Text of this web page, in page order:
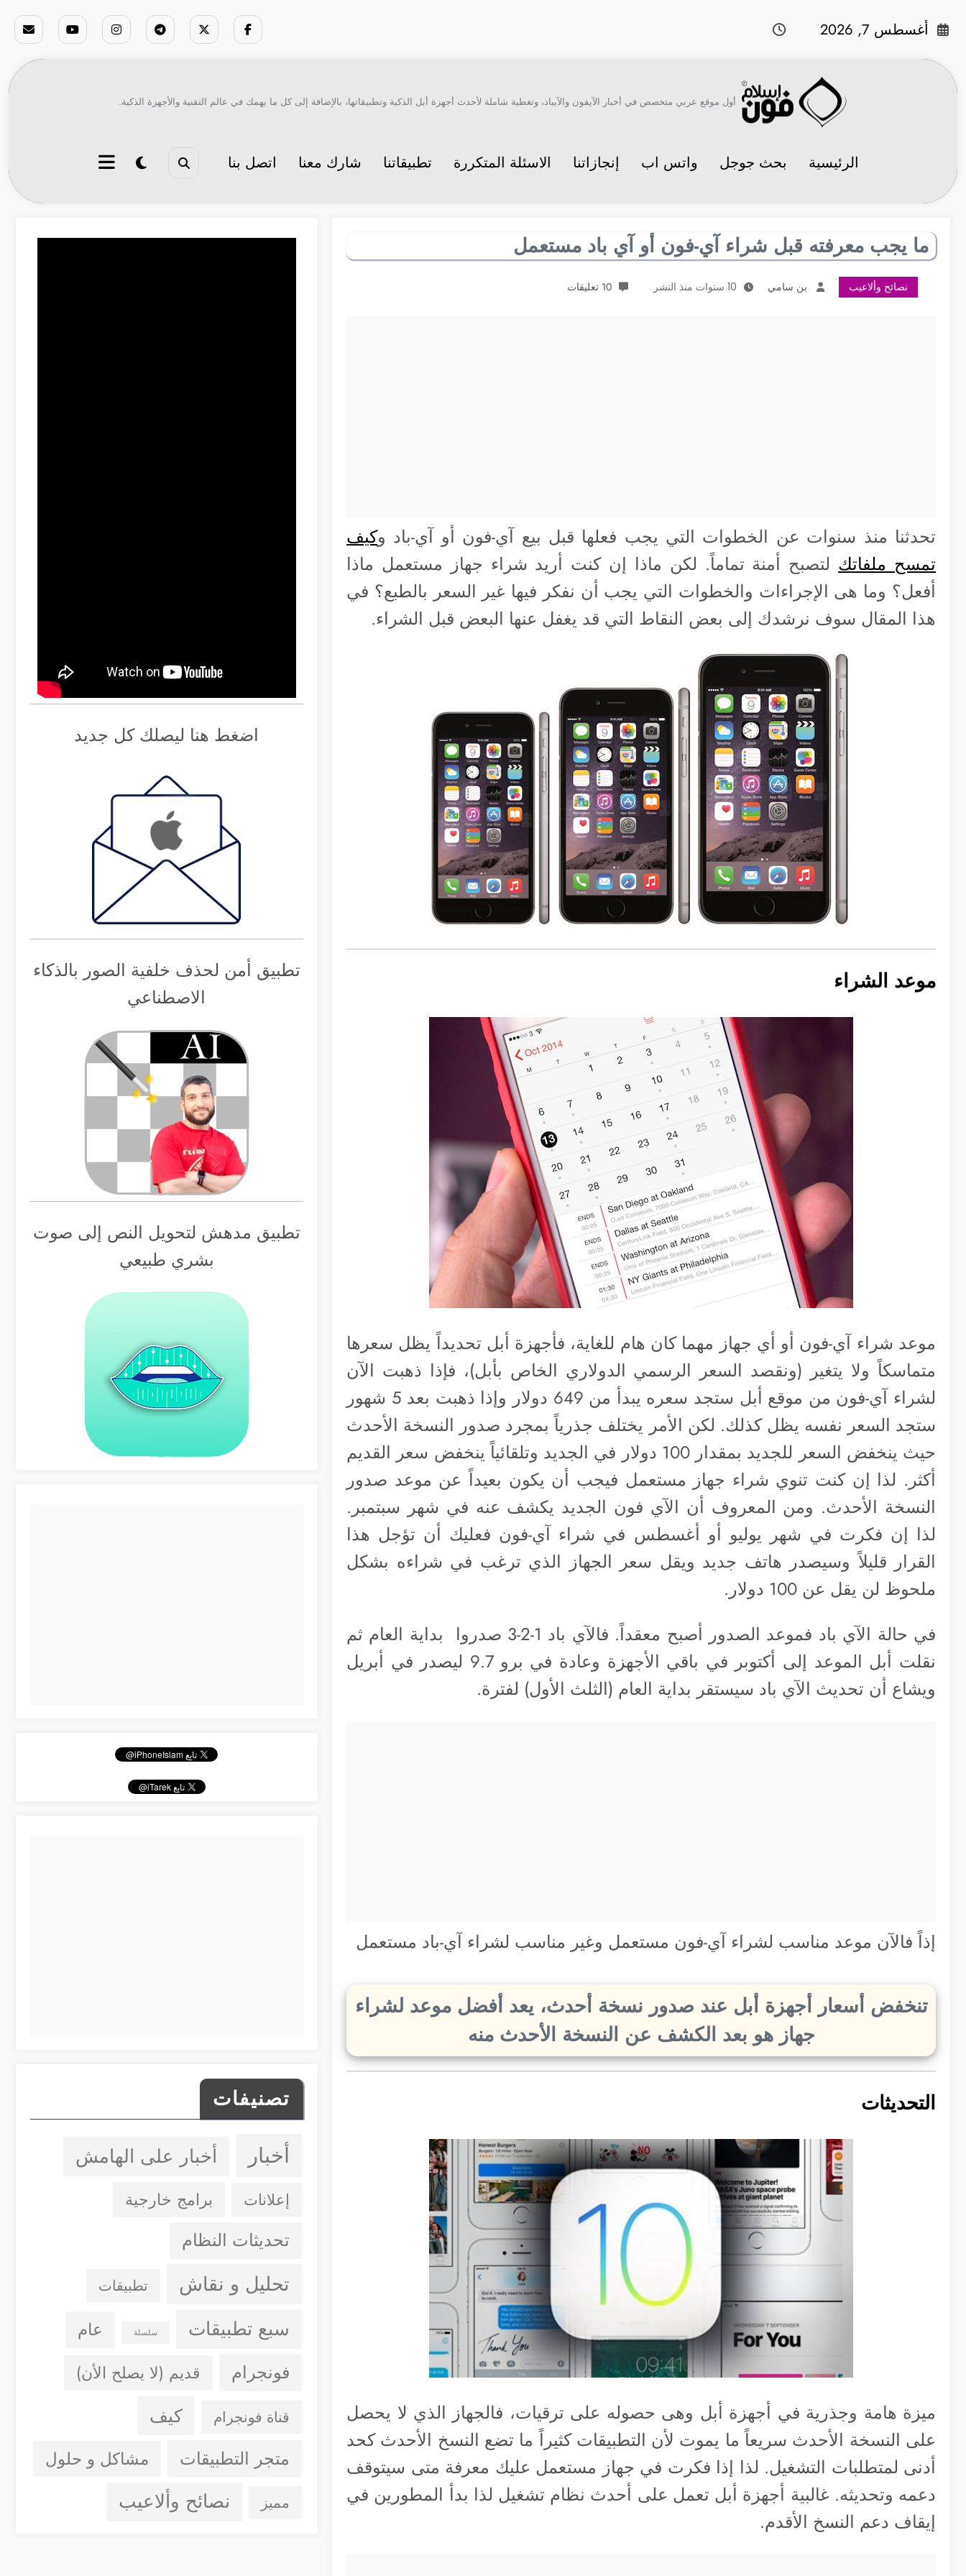
أغسطس 7, 2026
أول موقع عربي متخصص في أخبار الآيفون والآيباد، وتغطية شاملة لأحدث أجهزة أبل الذكية وتطبيقاتها، بالإضافة إلى كل ما يهمك في عالم التقنية والأجهزة الذكية.
الرئيسية بحث جوجل واتس اب إنجازاتنا الاسئلة المتكررة تطبيقاتنا شارك معنا اتصل بنا
ما يجب معرفته قبل شراء آي-فون أو آي باد مستعمل
نصائح وألاعيب بن سامي 10 سنوات منذ النشر 10 تعليقات
تحدثنا منذ سنوات عن الخطوات التي يجب فعلها قبل بيع آي-فون أو آي-باد وكيف
تمسح ملفاتك لتصبح أمنة تماماً. لكن ماذا إن كنت أريد شراء جهاز مستعمل ماذا
أفعل؟ وما هى الإجراءات والخطوات التي يجب أن نفكر فيها غير السعر بالطبع؟ في
هذا المقال سوف نرشدك إلى بعض النقاط التي قد يغفل عنها البعض قبل الشراء.
موعد الشراء
موعد شراء آي-فون أو أي جهاز مهما كان هام للغاية، فأجهزة أبل تحديداً يظل سعرها
متماسكاً ولا يتغير (ونقصد السعر الرسمي الدولاري الخاص بأبل)، فإذا ذهبت الآن
لشراء آي-فون من موقع أبل ستجد سعره يبدأ من 649 دولار وإذا ذهبت بعد 5 شهور
ستجد السعر نفسه يظل كذلك. لكن الأمر يختلف جذرياً بمجرد صدور النسخة الأحدث
حيث ينخفض السعر للجديد بمقدار 100 دولار في الجديد وتلقائياً ينخفض سعر القديم
أكثر. لذا إن كنت تنوي شراء جهاز مستعمل فيجب أن يكون بعيداً عن موعد صدور
النسخة الأحدث. ومن المعروف أن الآي فون الجديد يكشف عنه في شهر سبتمبر.
لذا إن فكرت في شهر يوليو أو أغسطس في شراء آي-فون فعليك أن تؤجل هذا
القرار قليلاً وسيصدر هاتف جديد ويقل سعر الجهاز الذي ترغب في شراءه بشكل
ملحوظ لن يقل عن 100 دولار.
في حالة الآي باد فموعد الصدور أصبح معقداً. فالآي باد 1-2-3 صدروا بداية العام ثم
نقلت أبل الموعد إلى أكتوبر في باقي الأجهزة وعادة في برو 9.7 ليصدر في أبريل
ويشاع أن تحديث الآي باد سيستقر بداية العام (الثلث الأول) لفترة.
إذاً فالآن موعد مناسب لشراء آي-فون مستعمل وغير مناسب لشراء آي-باد مستعمل
تنخفض أسعار أجهزة أبل عند صدور نسخة أحدث، يعد أفضل موعد لشراء
جهاز هو بعد الكشف عن النسخة الأحدث منه
التحديثات
ميزة هامة وجذرية في أجهزة أبل وهى حصوله على ترقيات، فالجهاز الذي لا يحصل
على النسخة الأحدث سريعاً ما يموت لأن التطبيقات كثيراً ما تضع النسخ الأحدث كحد
أدنى لمتطلبات التشغيل. لذا إذا فكرت في جهاز مستعمل عليك معرفة متى سيتوقف
دعمه وتحديثه. غالبية أجهزة أبل تعمل على أحدث نظام تشغيل لذا بدأ المطورين في
إيقاف دعم النسخ الأقدم.
اضغط هنا ليصلك كل جديد
تطبيق أمن لحذف خلفية الصور بالذكاء
الاصطناعي
تطبيق مدهش لتحويل النص إلى صوت
بشري طبيعي
تصنيفات
أخبار أخبار على الهامش
إعلانات برامج خارجية
تحديثات النظام
تحليل و نقاش تطبيقات
سبع تطبيقات سلسلة عام
فونجرام قديم (لا يصلح الأن)
قناة فونجرام كيف
متجر التطبيقات مشاكل و حلول
مميز نصائح وألاعيب